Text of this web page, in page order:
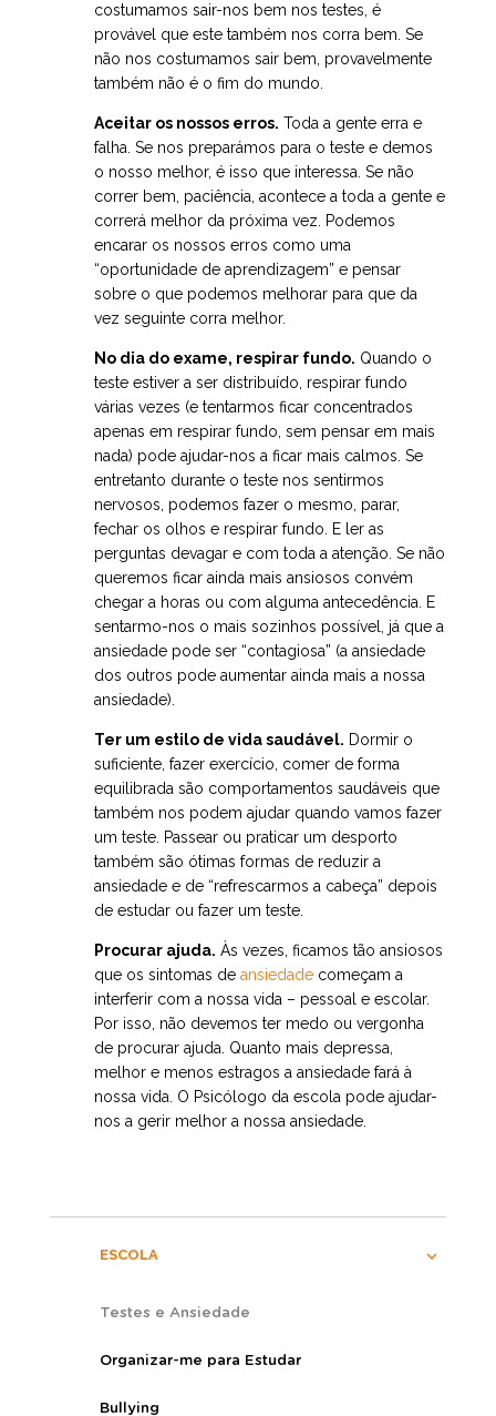
costumamos sair-nos bem nos testes, é
provável que este também nos corra bem. Se
não nos costumamos sair bem, provavelmente
também não é o fim do mundo.
Aceitar os nossos erros. Toda a gente erra e
falha. Se nos preparámos para o teste e demos
o nosso melhor, é isso que interessa. Se não
correr bem, paciência, acontece a toda a gente e
correrá melhor da próxima vez. Podemos
encarar os nossos erros como uma
“oportunidade de aprendizagem” e pensar
sobre o que podemos melhorar para que da
vez seguinte corra melhor.
No dia do exame, respirar fundo. Quando o
teste estiver a ser distribuído, respirar fundo
várias vezes (e tentarmos ficar concentrados
apenas em respirar fundo, sem pensar em mais
nada) pode ajudar-nos a ficar mais calmos. Se
entretanto durante o teste nos sentirmos
nervosos, podemos fazer o mesmo, parar,
fechar os olhos e respirar fundo. E ler as
perguntas devagar e com toda a atenção. Se não
queremos ficar ainda mais ansiosos convém
chegar a horas ou com alguma antecedência. E
sentarmo-nos o mais sozinhos possível, já que a
ansiedade pode ser “contagiosa” (a ansiedade
dos outros pode aumentar ainda mais a nossa
ansiedade).
Ter um estilo de vida saudável. Dormir o
suficiente, fazer exercício, comer de forma
equilibrada são comportamentos saudáveis que
também nos podem ajudar quando vamos fazer
um teste. Passear ou praticar um desporto
também são ótimas formas de reduzir a
ansiedade e de “refrescarmos a cabeça” depois
de estudar ou fazer um teste.
Procurar ajuda. Às vezes, ficamos tão ansiosos
que os sintomas de ansiedade começam a
interferir com a nossa vida – pessoal e escolar.
Por isso, não devemos ter medo ou vergonha
de procurar ajuda. Quanto mais depressa,
melhor e menos estragos a ansiedade fará à
nossa vida. O Psicólogo da escola pode ajudar-
nos a gerir melhor a nossa ansiedade.
ESCOLA
Testes e Ansiedade
Organizar-me para Estudar
Bullying